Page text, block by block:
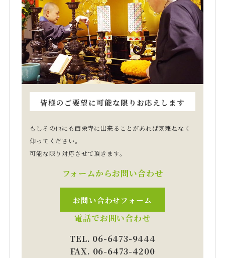
皆様のご要望に可能な限りお応えします
もしその他にも西栄寺に出来ることがあれば気兼ねなく
仰ってください。
可能な限り対応させて頂きます。
フォームからお問い合わせ
お問い合わせフォーム
電話でお問い合わせ
TEL. 06-6473-9444
FAX. 06-6473-4200